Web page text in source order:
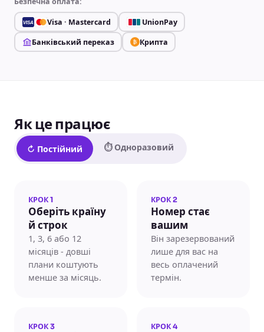
VISA Visa · Mastercard
UnionPay
Банківський переказ
₿ Крипта
Як це працює
↻ Постійний ⏱ Одноразовий
КРОК 1
Оберіть країну
й строк
1, 3, 6 або 12
місяців - довші
плани коштують
менше за місяць.
КРОК 2
Номер стає
вашим
Він зарезервований
лише для вас на
весь оплачений
термін.
КРОК 3 КРОК 4